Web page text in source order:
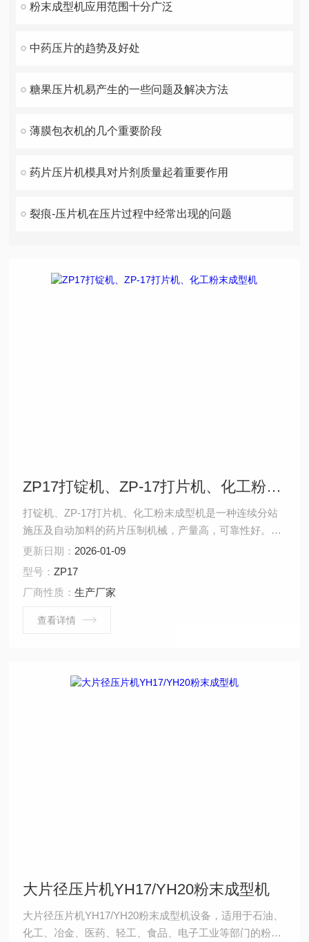
粉末成型机应用范围十分广泛
中药压片的趋势及好处
糖果压片机易产生的一些问题及解决方法
薄膜包衣机的几个重要阶段
药片压片机模具对片剂质量起着重要作用
裂痕-压片机在压片过程中经常出现的问题
ZP17打锭机、ZP-17打片机、化工粉末成型机
打锭机、ZP-17打片机、化工粉末成型机是一种连续分站
施压及自动加料的药片压制机械，产量高，可靠性好。主
要用于制药工业，亦可应用在食品、化工等工业部门，是
处理各种颗粒状原料并加工或片制的基本设备。适用于大
更新日期： 2026-01-09
型号：ZP17
厂商性质：生产厂家
查看详情
大片径压片机YH17/YH20粉末成型机
大片径压片机YH17/YH20粉末成型机设备，适用于石油、
化工、冶金、医药、轻工、食品、电子工业等部门的粉末